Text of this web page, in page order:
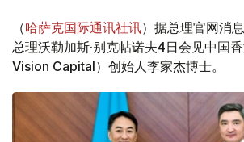
（哈萨克国际通讯社讯）据总理官网消
总理沃勒加斯·别克帖诺夫4日会见中国
Vision Capital）创始人李家杰博士。